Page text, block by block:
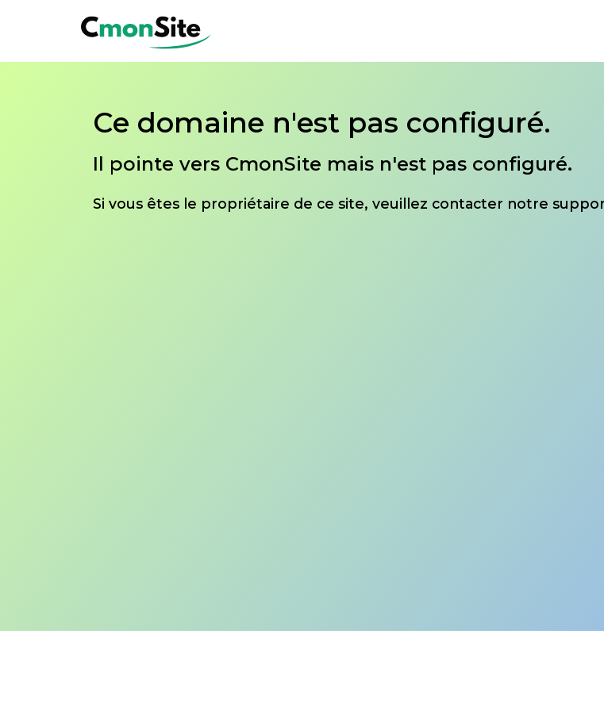
Ce domaine n'est pas configuré.
Il pointe vers CmonSite mais n'est pas configuré.
Si vous êtes le propriétaire de ce site, veuillez contacter notre